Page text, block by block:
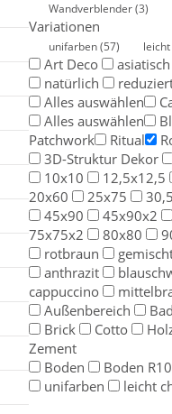
Wandverblender(3)
Variationen
unifarben(57)
Art Deco asiatisch
natürlich
Alles auswählen
Alles auswählen
Patchwork
Ritual
3D-Struktur Dekor
10x10
12,5x12,5
20x60
25x75
45x90
45x90x2
75x75x2
80x80
rotbraun
anthrazit
cappuccino
Außenbereich
Bad
Brick
Cotto
Zement
Boden
Boden R10
unifarben
leicht